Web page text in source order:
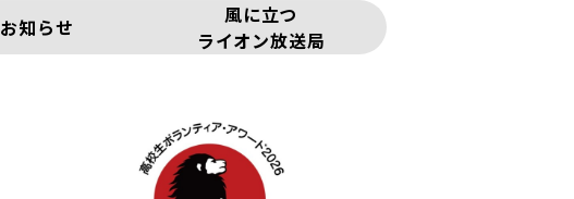
お知らせ
風に立つ
ライオン放送局